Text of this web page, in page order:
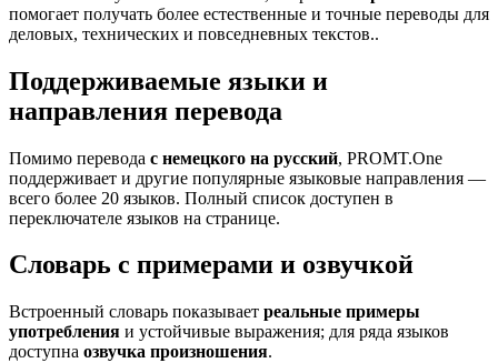
помогает получать более естественные и точные переводы для
деловых, технических и повседневных текстов..
Поддерживаемые языки и
направления перевода
Помимо перевода с немецкого на русский, PROMT.One
поддерживает и другие популярные языковые направления —
всего более 20 языков. Полный список доступен в
переключателе языков на странице.
Словарь с примерами и озвучкой
Встроенный словарь показывает реальные примеры
употребления и устойчивые выражения; для ряда языков
доступна озвучка произношения.